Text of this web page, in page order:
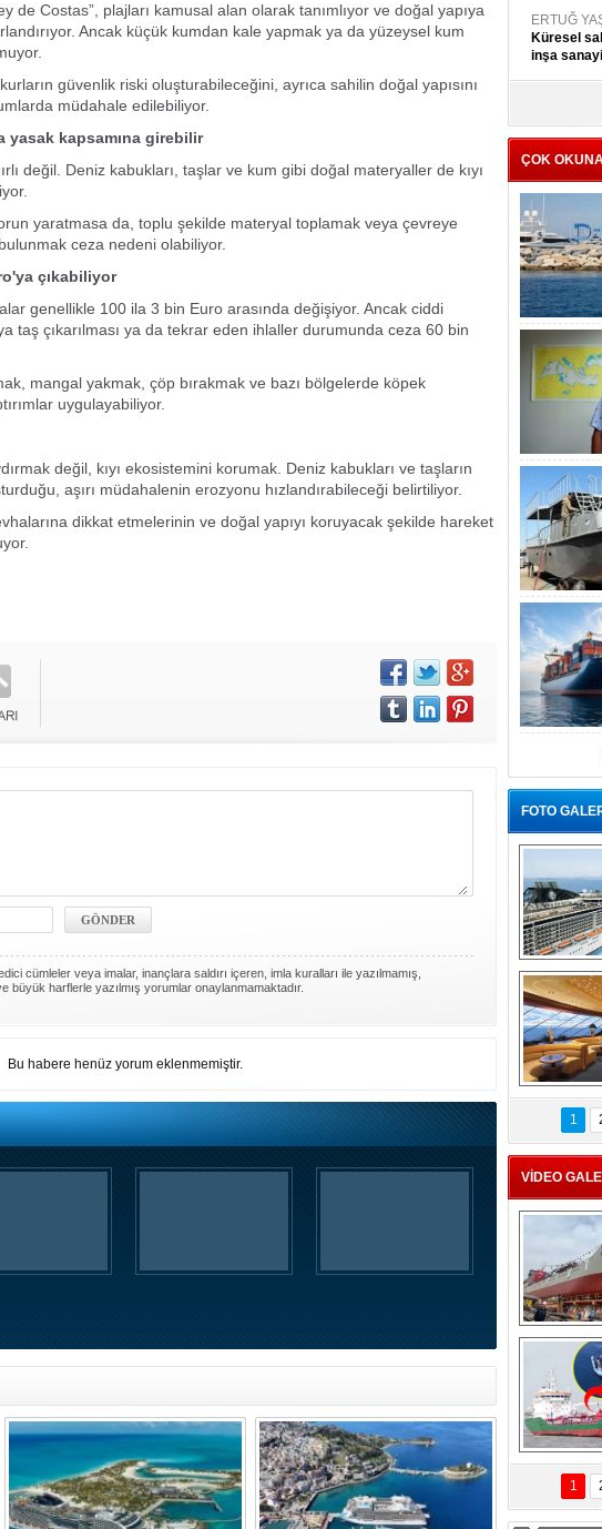
de Costas”, plajları kamusal alan olarak tanımlıyor ve doğal yapıya
Ancak küçük kumdan kale yapmak ya da yüzeysel kum
güvenlik riski oluşturabileceğini, ayrıca sahilin doğal yapısını
müdahale edilebiliyor.
yasak kapsamına girebilir
değil. Deniz kabukları, taşlar ve kum gibi doğal materyaller de kıyı
yaratmasa da, toplu şekilde materyal toplamak veya çevreye
ceza nedeni olabiliyor.
çıkabiliyor
genellikle 100 ila 3 bin Euro arasında değişiyor. Ancak ciddi
taş çıkarılması ya da tekrar eden ihlaller durumunda ceza 60 bin
mangal yakmak, çöp bırakmak ve bazı bölgelerde köpek
uygulayabiliyor.
değil, kıyı ekosistemini korumak. Deniz kabukları ve taşların
aşırı müdahalenin erozyonu hızlandırabileceği belirtiliyor.
dikkat etmelerinin ve doğal yapıyı koruyacak şekilde hareket
cümleler veya imalar, inançlara saldırı içeren, imla kuralları ile yazılmamış,
büyük harflerle yazılmış yorumlar onaylanmamaktadır.
Bu habere henüz yorum eklenmemiştir.
ERTUĞ
Küresel
inşa
Kpt.
ithafen...
ÇOK
FOTO
“Gemi
konsepti
MSC'den
euroluk
1
VİDEO
Çeksan
Başaran
sahipli 1